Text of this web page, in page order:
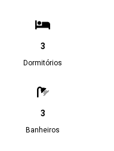
3
Dormitórios
3
Banheiros